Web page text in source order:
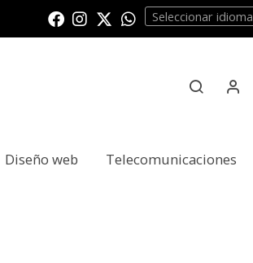
Seleccionar idioma
Diseño web Telecomunicaciones